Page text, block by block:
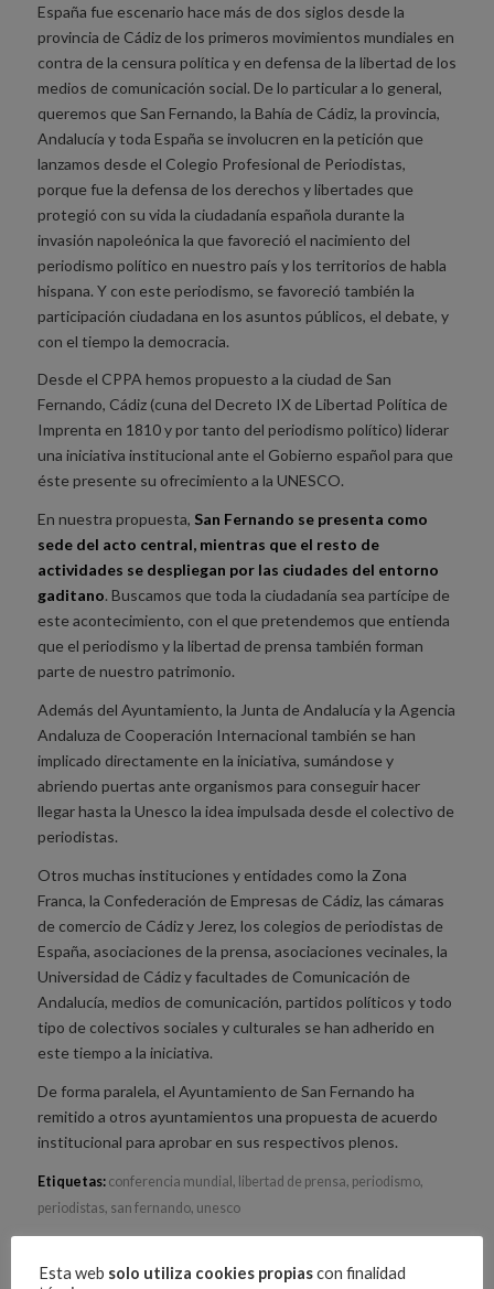
España fue escenario hace más de dos siglos desde la
provincia de Cádiz de los primeros movimientos mundiales en
contra de la censura política y en defensa de la libertad de los
medios de comunicación social. De lo particular a lo general,
queremos que San Fernando, la Bahía de Cádiz, la provincia,
Andalucía y toda España se involucren en la petición que
lanzamos desde el Colegio Profesional de Periodistas,
porque fue la defensa de los derechos y libertades que
protegió con su vida la ciudadanía española durante la
invasión napoleónica la que favoreció el nacimiento del
periodismo político en nuestro país y los territorios de habla
hispana. Y con este periodismo, se favoreció también la
participación ciudadana en los asuntos públicos, el debate, y
con el tiempo la democracia.
Desde el CPPA hemos propuesto a la ciudad de San
Fernando, Cádiz (cuna del Decreto IX de Libertad Política de
Imprenta en 1810 y por tanto del periodismo político) liderar
una iniciativa institucional ante el Gobierno español para que
éste presente su ofrecimiento a la UNESCO.
En nuestra propuesta, San Fernando se presenta como
sede del acto central, mientras que el resto de
actividades se despliegan por las ciudades del entorno
gaditano. Buscamos que toda la ciudadanía sea partícipe de
este acontecimiento, con el que pretendemos que entienda
que el periodismo y la libertad de prensa también forman
parte de nuestro patrimonio.
Además del Ayuntamiento, la Junta de Andalucía y la Agencia
Andaluza de Cooperación Internacional también se han
implicado directamente en la iniciativa, sumándose y
abriendo puertas ante organismos para conseguir hacer
llegar hasta la Unesco la idea impulsada desde el colectivo de
periodistas.
Otros muchas instituciones y entidades como la Zona
Franca, la Confederación de Empresas de Cádiz, las cámaras
de comercio de Cádiz y Jerez, los colegios de periodistas de
España, asociaciones de la prensa, asociaciones vecinales, la
Universidad de Cádiz y facultades de Comunicación de
Andalucía, medios de comunicación, partidos políticos y todo
tipo de colectivos sociales y culturales se han adherido en
este tiempo a la iniciativa.
De forma paralela, el Ayuntamiento de San Fernando ha
remitido a otros ayuntamientos una propuesta de acuerdo
institucional para aprobar en sus respectivos plenos.
Etiquetas: conferencia mundial , libertad de prensa, periodismo,
periodistas, san fernando, unesco
Compartir esta entrada
Esta web solo utiliza cookies propiascon finalidad